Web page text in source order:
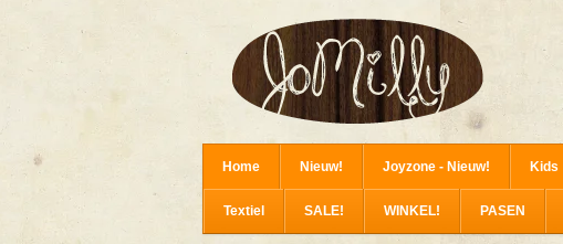
Home Nieuw! Joyzone - Nieuw! Kids
Textiel SALE! WINKEL! PASEN